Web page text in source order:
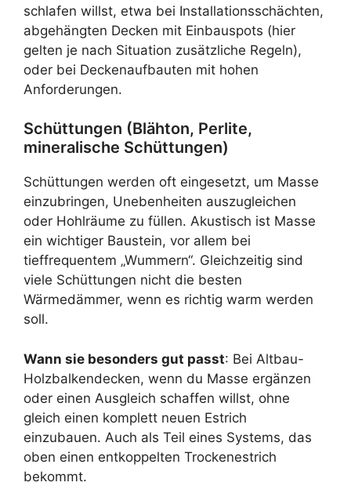
schlafen willst, etwa bei Installationsschächten,
abgehängten Decken mit Einbauspots (hier
gelten je nach Situation zusätzliche Regeln),
oder bei Deckenaufbauten mit hohen
Anforderungen.
Schüttungen (Blähton, Perlite,
mineralische Schüttungen)
Schüttungen werden oft eingesetzt, um Masse
einzubringen, Unebenheiten auszugleichen
oder Hohlräume zu füllen. Akustisch ist Masse
ein wichtiger Baustein, vor allem bei
tieffrequentem „Wummern“. Gleichzeitig sind
viele Schüttungen nicht die besten
Wärmedämmer, wenn es richtig warm werden
soll.
Wann sie besonders gut passt: Bei Altbau-
Holzbalkendecken, wenn du Masse ergänzen
oder einen Ausgleich schaffen willst, ohne
gleich einen komplett neuen Estrich
einzubauen. Auch als Teil eines Systems, das
oben einen entkoppelten Trockenestrich
bekommt.